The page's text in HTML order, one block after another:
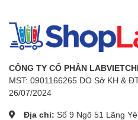
CÔNG TY CỔ PHẦN
MST: 0901166265 DO Sở KH &
26/07/2024
Địa chỉ: Số 9 Ngõ 51 Lãng